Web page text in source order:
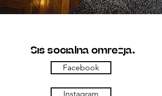
Šiš socialna omrežja.
Facebook
Instagram